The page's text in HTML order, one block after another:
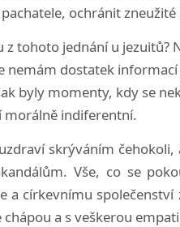
ochránit
z tohoto jednání u
nemám dostatek
byly momenty, kdy se
morálně indiferentní.
skrýváním
Vše, co se
a církevnímu
a s veškerou